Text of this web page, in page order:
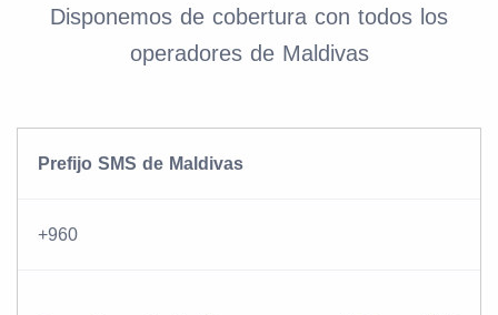
Disponemos de cobertura con todos los
operadores de Maldivas
Prefijo SMS de Maldivas
+960